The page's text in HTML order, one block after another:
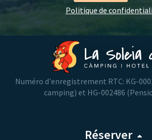
Réserver
Politique de
Numéro d'enregistrement RTC: KG-
camping) et HG-002486